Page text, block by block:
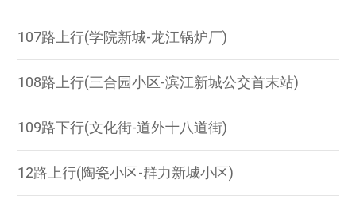
107路上行(学院新城-龙江锅炉厂)
108路上行(三合园小区-滨江新城公交首末站)
109路下行(文化街-道外十八道街)
12路上行(陶瓷小区-群力新城小区)